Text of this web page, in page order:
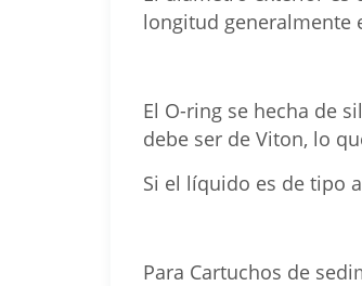
longitud generalmente
El O-ring se hecha de
debe ser de Viton, lo
Si el líquido es de tipo
Para Cartuchos de